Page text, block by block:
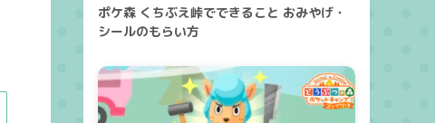
ポケ森 くちぶえ峠でできること おみやげ・
シールのもらい方